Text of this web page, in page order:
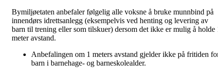
Bymiljøetaten anbefaler følgelig alle voksne å bruke munnbind på
innendørs idrettsanlegg (eksempelvis ved henting og levering av
barn til trening eller som tilskuer) dersom det ikke er mulig å holde
meter avstand.
Anbefalingen om 1 meters avstand gjelder ikke på fritiden
barn i barnehage- og barneskolealder.